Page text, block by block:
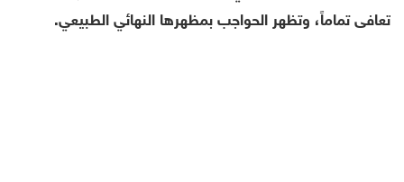
تعافى تماماً، وتظهر الحواجب بمظهرها النهائي الطبيعي.